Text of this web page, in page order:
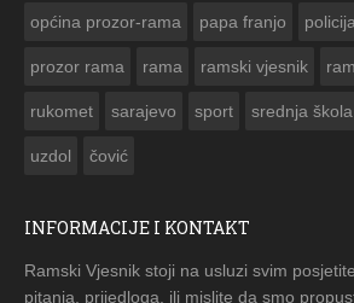
općina prozor-rama papa franjo policija
prozor rama rama ramski vjesnik
rukomet sarajevo sport srednja
uzdol čović
INFORMACIJE I KONTAKT
Ramski Vjesnik stoji na usluzi svim
pitanja, prijedloga, ili mislite da smo